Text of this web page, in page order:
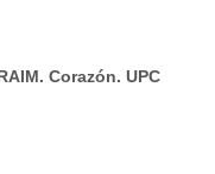
Corazón. UPC